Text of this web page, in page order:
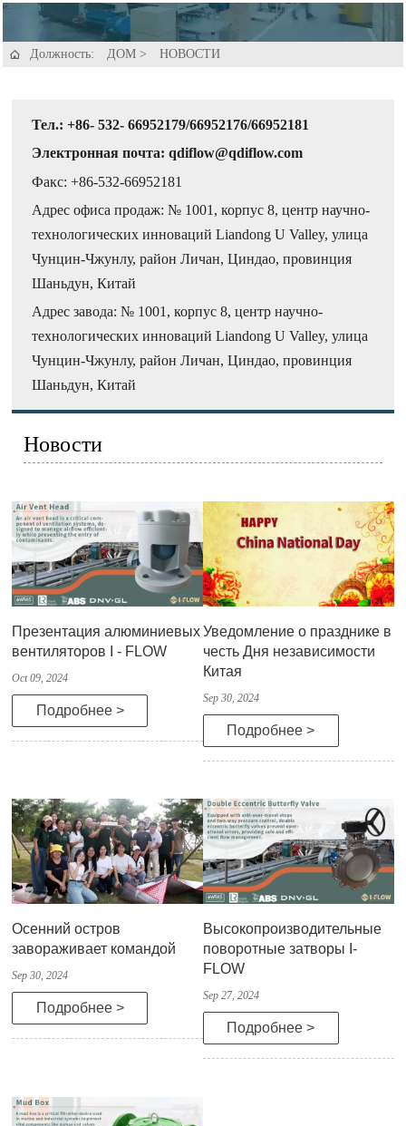
 Должность: ДОМ > НОВОСТИ
Тел.: +86- 532- 66952179/66952176/66952181
Электронная почта: qdiflow@qdiflow.com
Факс: +86-532-66952181
Адрес офиса продаж: № 1001, корпус 8, центр научно-
технологических инноваций Liandong U Valley, улица
Чунцин-Чжунлу, район Личан, Циндао, провинция
Шаньдун, Китай
Адрес завода: № 1001, корпус 8, центр научно-
технологических инноваций Liandong U Valley, улица
Чунцин-Чжунлу, район Личан, Циндао, провинция
Шаньдун, Китай
Новости
Презентация алюминиевых
вентиляторов I - FLOW
Oct 09, 2024
Подробнее >
Уведомление о празднике в
честь Дня независимости
Китая
Sep 30, 2024
Подробнее >
Осенний остров
завораживает командой
Sep 30, 2024
Подробнее >
Высокопроизводительные
поворотные затворы I-
FLOW
Sep 27, 2024
Подробнее >